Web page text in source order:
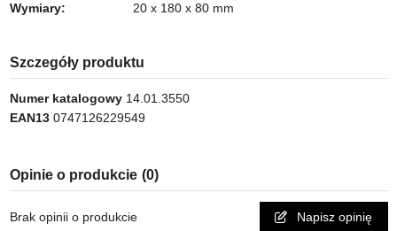
Wymiary:
20 x 180 x 80 mm
Szczegóły produktu
Numer katalogowy 14.01.3550
EAN13 0747126229549
Opinie o produkcie (0)
Brak opinii o produkcie Napisz opinię